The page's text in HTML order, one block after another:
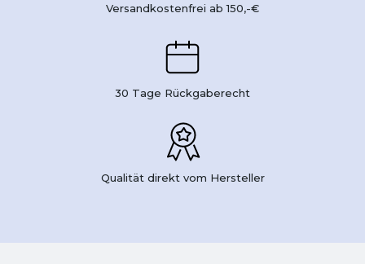
Versandkostenfrei ab 150,-€
30 Tage Rückgaberecht
Qualität direkt vom Hersteller